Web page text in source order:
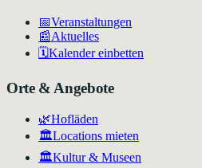
📅Veranstaltungen
📰Aktuelles
🗓️Kalender einbetten
Orte & Angebote
🌿Hofläden
🏛️Locations mieten
🏛Kultur & Museen